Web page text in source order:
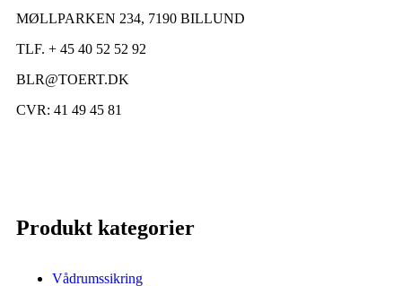
MØLLPARKEN 234, 7190 BILLUND
TLF. + 45 40 52 52 92
BLR@TOERT.DK
CVR: 41 49 45 81
Produkt kategorier
Vådrumssikring